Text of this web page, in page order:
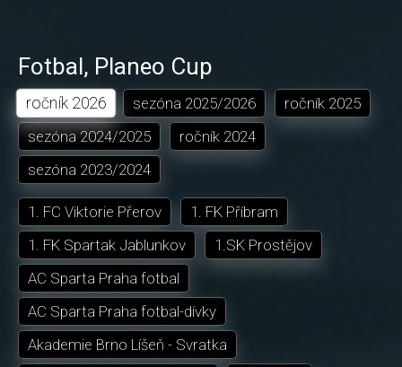
Fotbal, Planeo Cup
ročník 2026 sezóna 2025/2026 ročník 2025
sezóna 2024/2025 ročník 2024
sezóna 2023/2024
1. FC Viktorie Přerov
1. FK Příbram
1. FK Spartak Jablunkov
1.SK Prostějov
AC Sparta Praha fotbal
AC Sparta Praha fotbal-dívky
Akademie Brno Líšeň - Svratka